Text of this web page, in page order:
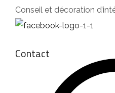
Conseil et décoration
Contact